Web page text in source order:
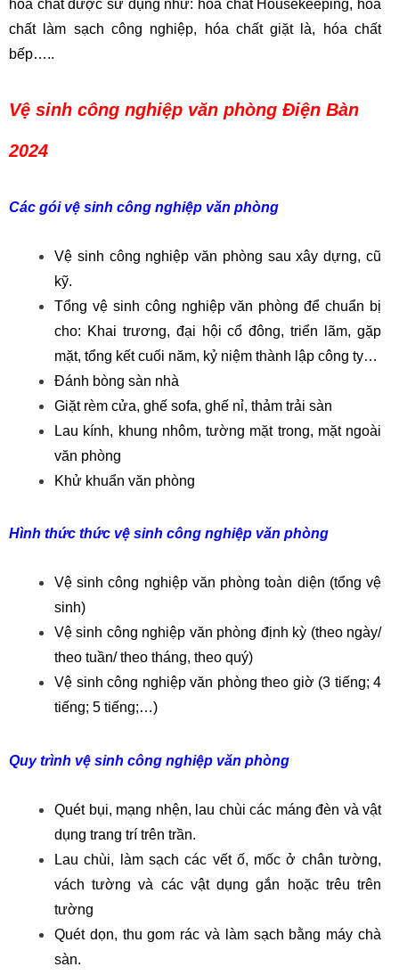
hóa chất được sử dụng như: hóa chất Housekeeping, hóa
chất làm sạch công nghiệp, hóa chất giặt là, hóa chất
bếp…..
Vệ sinh công nghiệp văn phòng Điện Bàn
2024
Các gói vệ sinh công nghiệp văn phòng
Vệ sinh công nghiệp văn phòng sau xây dựng, cũ
kỹ.
Tổng vệ sinh công nghiệp văn phòng để chuẩn bị
cho: Khai trương, đại hội cổ đông, triển lãm, gặp
mặt, tổng kết cuối năm, kỷ niệm thành lập công ty…
Đánh bòng sàn nhà
Giặt rèm cửa, ghế sofa, ghế nỉ, thảm trải sàn
Lau kính, khung nhôm, tường mặt trong, mặt ngoài
văn phòng
Khử khuẩn văn phòng
Hình thức thức vệ sinh công nghiệp văn phòng
Vệ sinh công nghiệp văn phòng toàn diện (tổng vệ
sinh)
Vệ sinh công nghiệp văn phòng định kỳ (theo ngày/
theo tuần/ theo tháng, theo quý)
Vệ sinh công nghiệp văn phòng theo giờ (3 tiếng; 4
tiếng; 5 tiếng;…)
Quy trình vệ sinh công nghiệp văn phòng
Quét bụi, mạng nhện, lau chùi các máng đèn và vật
dụng trang trí trên trần.
Lau chùi, làm sạch các vết ố, mốc ở chân tường,
vách tường và các vật dụng gắn hoặc trêu trên
tường
Quét dọn, thu gom rác và làm sạch bằng máy chà
sàn.